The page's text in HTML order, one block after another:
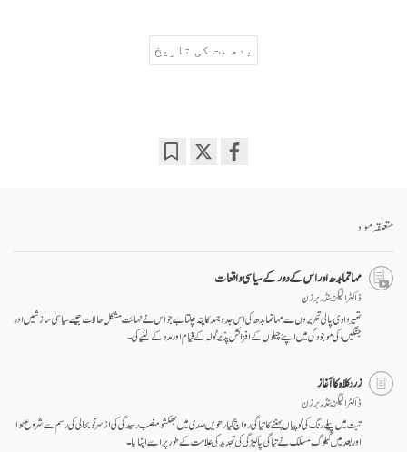
بدھ مت کی تاریخ
متعلقہ مواد
مہاتما بدھ اور اس کے دور کے سیاسی واقعات
ڈاکٹر الیگزینڈر برزن
تھیروادی پالی تحریروں سے مہاتما بدھ کی اس جد و جہد کا پتہ چلتا ہے جو اس نے نہائت مشکل حالات جیسے سیاسی سازشیں اور
جنگیں، کی موجودگی میں اپنے چیلوں کے افزائش پذیر ٹولہ کے قیام اور مدد کے لئیے کی۔
زرد کلاہ کا آغاز
ڈاکٹر الیگزینڈر برزن
تبت میں پیلے رنگ کی ٹوپیاں پہننے کا تیاگی رواج گیارھویں صدی میں بھکشو منصب رسیدگی کی از سر نو بحالی کی رسم سے شروع ہوا
اور بعد میں گیلوگ مسلک نے تیاگی پاکیزگی کی تجدید کی علامت کے طور پر اسے اپنایا۔